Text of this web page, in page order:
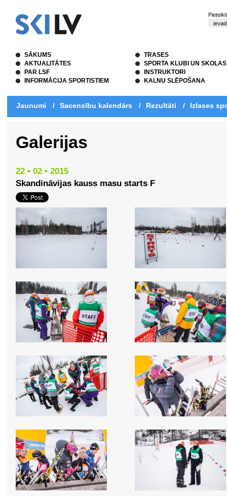
SĀKUMS
AKTUALITĀTES
PAR LSF
INFORMĀCIJA SPORTISTIEM
TRASES
SPORTA KLUBI UN SKOLAS
INSTRUKTORI
KALNU SLĒPOŠANA
Jaunumi / Sacensību kalendārs / Rezultāti / Izlases
Galerijas
22 • 02 • 2015
Skandināvijas kauss masu starts F